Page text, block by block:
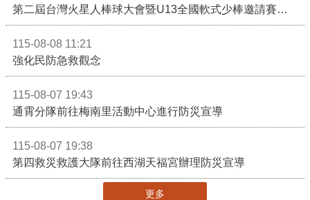
第二屆台灣火星人棒球大會暨U13全國軟式少棒邀請賽在苗栗舉辦
115-08-08 11:21
強化民防急救觀念
115-08-07 19:43
通霄分隊前往梅南里活動中心進行防災宣導
115-08-07 19:38
第四救災救護大隊前往西湖天福宮辦理防災宣導
更多